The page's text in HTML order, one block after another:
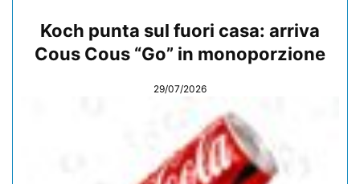
Koch punta sul fuori casa: arriva
Cous Cous “Go” in monoporzione
29/07/2026